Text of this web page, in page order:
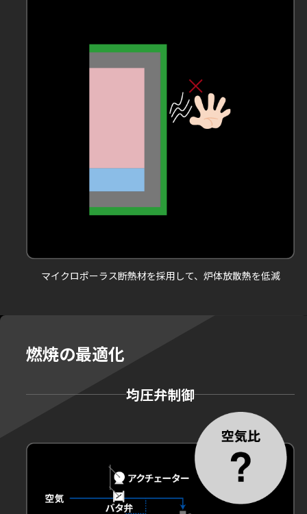
マイクロポーラス断熱材を採用して、炉体放散熱を低減
燃焼の最適化
均圧弁制御